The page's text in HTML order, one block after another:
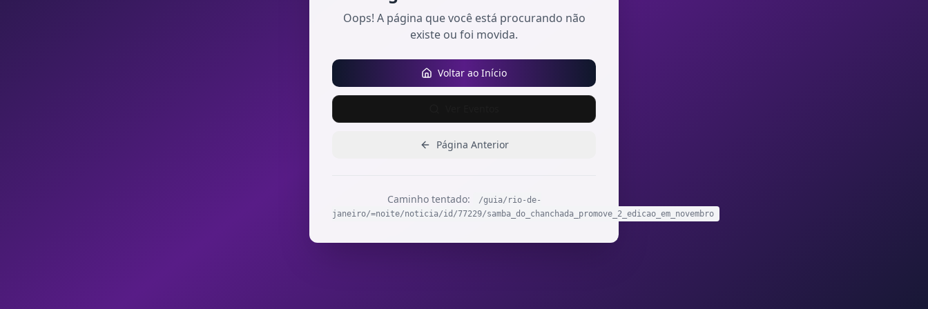
Oops! A página que você está procurando não
existe ou foi movida.
Voltar ao Início
Página Anterior
Caminho tentado:
/guia/rio-de-
janeiro/=noite/noticia/id/77229/samba_do_chanchada_promove_2_edicao_em_novembro